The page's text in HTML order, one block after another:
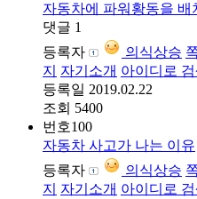
자동차에 파워황동을 배
댓글 1
등록자
의식상승
지
자기소개 아이디로 검
등록일 2019.02.22
조회 5400
번호100
자동차 사고가 나는 이유
등록자
의식상승
지
자기소개 아이디로 검